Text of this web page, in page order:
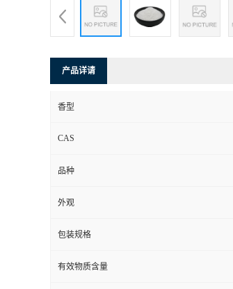
产品详请
香型
CAS
品种
外观
包装规格
有效物质含量